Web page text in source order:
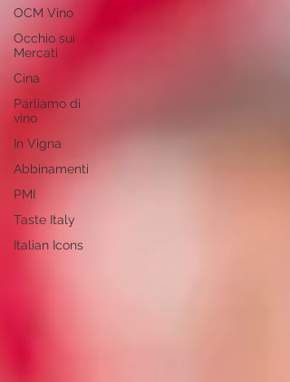
OCM Vino
Occhio sui
Mercati
Cina
Parliamo di
vino
In Vigna
Abbinamenti
PMI
Taste Italy
Italian Icons